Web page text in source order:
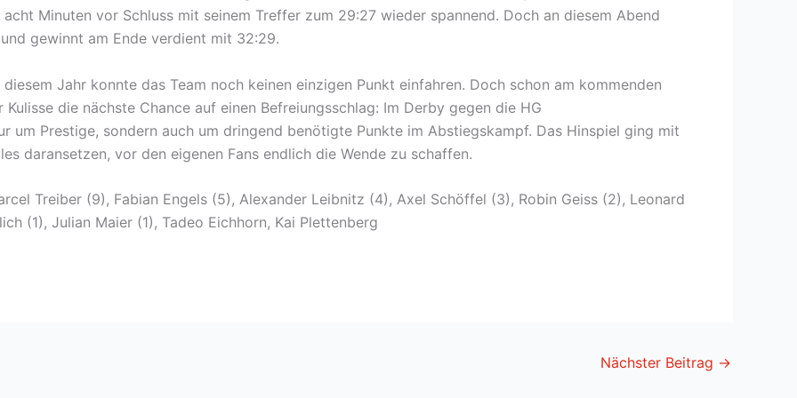
Minuten vor Schluss mit seinem Treffer zum 29:27 wieder spannend. Doch an diesem Abend
gewinnt am Ende verdient mit 32:29.
Jahr konnte das Team noch keinen einzigen Punkt einfahren. Doch schon am kommenden
die nächste Chance auf einen Befreiungsschlag: Im Derby gegen die HG
um Prestige, sondern auch um dringend benötigte Punkte im Abstiegskampf. Das Hinspiel ging mit
daransetzen, vor den eigenen Fans endlich die Wende zu schaffen.
Treiber (9), Fabian Engels (5), Alexander Leibnitz (4), Axel Schöffel (3), Robin Geiss (2), Leonard
(1), Julian Maier (1), Tadeo Eichhorn, Kai Plettenberg
Nächster Beitrag →